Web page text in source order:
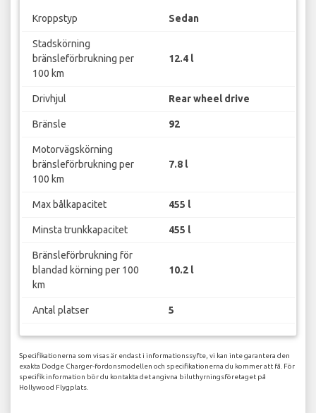
Kroppstyp Sedan
Stadskörning
bränsleförbrukning per
100 km
12.4 l
Drivhjul Rear wheel drive
Bränsle 92
Motorvägskörning
bränsleförbrukning per
100 km
7.8 l
Max bålkapacitet 455 l
Minsta trunkkapacitet 455 l
Bränsleförbrukning för
blandad körning per 100
km
10.2 l
Antal platser 5
Specifikationerna som visas är endast i informationssyfte, vi kan inte garantera den
exakta Dodge Charger-fordonsmodellen och specifikationerna du kommer att få. För
specifik information bör du kontakta det angivna biluthyrningsföretaget på
Hollywood Flygplats.